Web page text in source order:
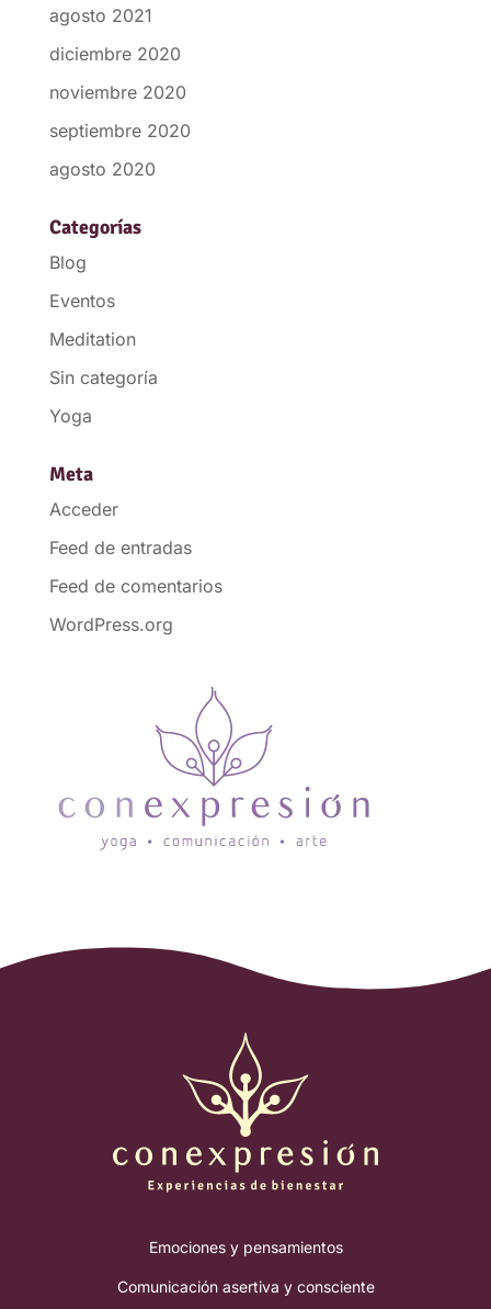
agosto 2021
diciembre 2020
noviembre 2020
septiembre 2020
agosto 2020
Categorías
Blog
Eventos
Meditation
Sin categoría
Yoga
Meta
Acceder
Feed de entradas
Feed de comentarios
WordPress.org
Emociones y pensamientos
Comunicación asertiva y consciente